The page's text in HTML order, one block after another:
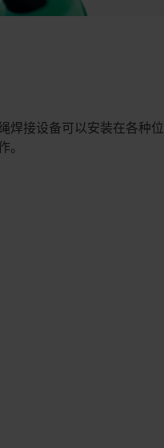
焊接设备可以安装在各种位